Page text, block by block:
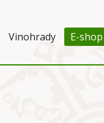
Vinohrady E-shop